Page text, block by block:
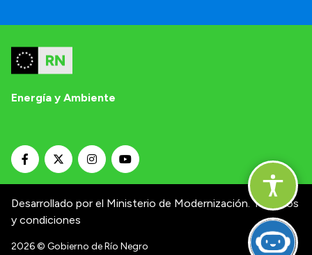
Energía y Ambiente
Desarrollado por el Ministerio de Modernización. Términos
y condiciones
2026© Gobierno de Río Negro